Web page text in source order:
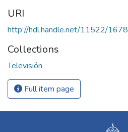
URI
http://hdl.handle.net/11522/1678
Collections
Televisión
Full item page